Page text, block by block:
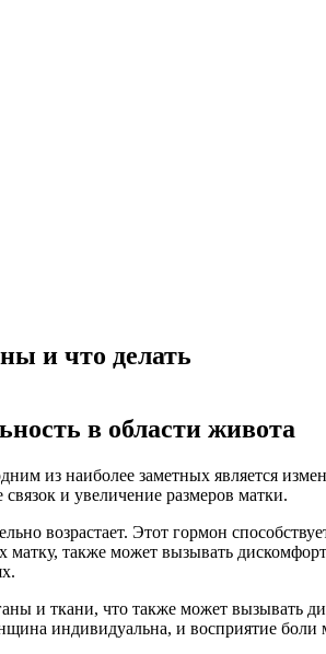
и что делать
в области живота
из наиболее заметных является
и увеличение размеров матки.
возрастает. Этот гормон
также может вызывать
и ткани, что также может вызывать
индивидуальна, и восприятие боли